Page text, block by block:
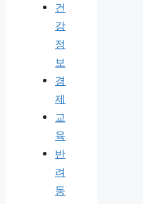
건
강
정
보
경
제
교
육
반
려
동